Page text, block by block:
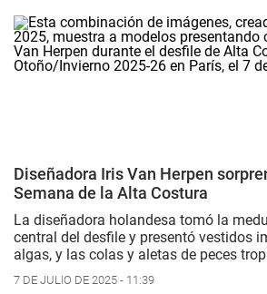
Diseñadora Iris Van Herpen
Semana de la Alta Costura
La diseñadora holandesa tomó la
central del desfile y presentó vestidos
algas, y las colas y aletas de peces
7 DE JULIO DE 2025 - 11:39